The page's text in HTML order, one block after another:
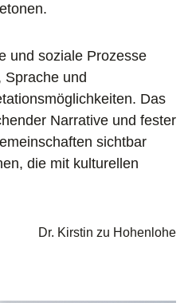
und soziale Prozesse
und
Das
Narrative und fester
sichtbar
die mit kulturellen
Dr. Kirstin zu Hohenlohe